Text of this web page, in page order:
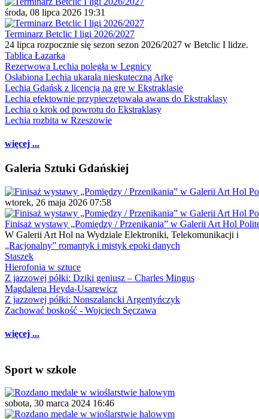
środa, 08 lipca 2026 19:31
Terminarz Betclic I ligi 2026/2027
24 lipca rozpocznie się sezon sezon 2026/2027 w Betclic I lidze.
Tablica Łazarka
Rezerwowa Lechia poległa w Legnicy
Osłabiona Lechia ukarała nieskuteczną Arkę
Lechia Gdańsk z licencją na grę w Ekstraklasie
Lechia efektownie przypieczętowała awans do Ekstraklasy
Lechia o krok od powrotu do Ekstraklasy
Lechia rozbita w Rzeszowie
więcej ...
Galeria Sztuki Gdańskiej
wtorek, 26 maja 2026 07:58
Finisaż wystawy „Pomiędzy / Przenikania” w Galerii Art Hol
W Galerii Art Hol na Wydziale Elektroniki, Telekomunikacji i
„Racjonalny” romantyk i mistyk epoki danych
Staszek
Hierofonia w sztuce
Z jazzowej półki: Dziki geniusz – Charles Mingus
Magdalena Heyda-Usarewicz
Z jazzowej półki: Nonszalancki Argentyńczyk
Zachować boskość - Wojciech Sęczawa
więcej ...
Sport w szkole
sobota, 30 marca 2024 16:46